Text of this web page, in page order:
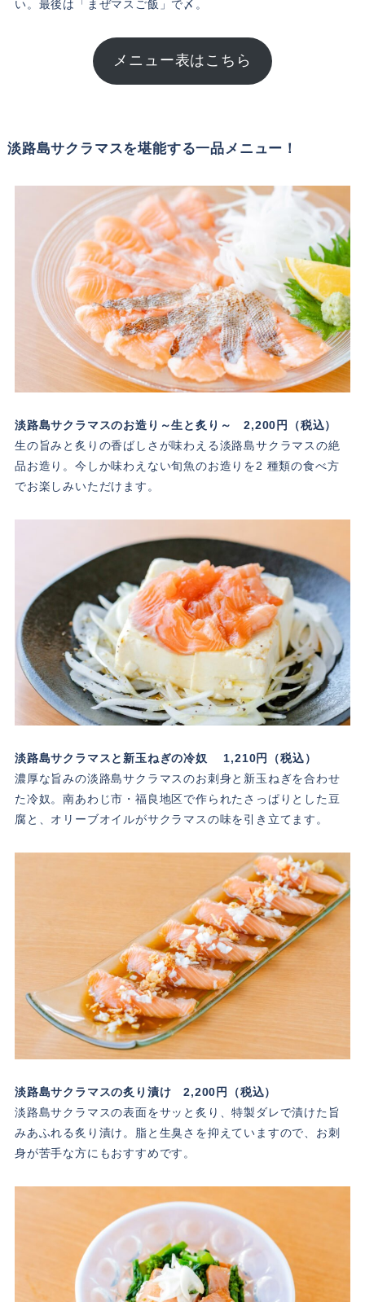
い。最後は「まぜマスご飯」で〆。
メニュー表はこちら
淡路島サクラマスを堪能する一品メニュー！
淡路島サクラマスのお造り～生と炙り～ 2,200円（税込）
生の旨みと炙りの香ばしさが味わえる淡路島サクラマスの絶
品お造り。今しか味わえない旬魚のお造りを2 種類の食べ方
でお楽しみいただけます。
淡路島サクラマスと新玉ねぎの冷奴 1,210円（税込）
濃厚な旨みの淡路島サクラマスのお刺身と新玉ねぎを合わせ
た冷奴。南あわじ市・福良地区で作られたさっぱりとした豆
腐と、オリーブオイルがサクラマスの味を引き立てます。
淡路島サクラマスの炙り漬け 2,200円（税込）
淡路島サクラマスの表面をサッと炙り、特製ダレで漬けた旨
みあふれる炙り漬け。脂と生臭さを抑えていますので、お刺
身が苦手な方にもおすすめです。